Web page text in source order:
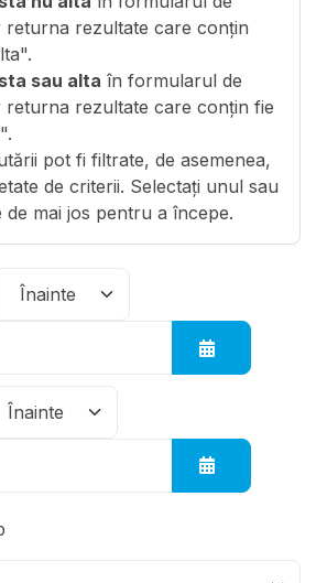
returna rezultate care conțin
sau alta în formularul de
returna rezultate care conțin fie
pot fi filtrate, de asemenea,
de criterii. Selectați unul sau
de mai jos pentru a începe.